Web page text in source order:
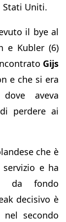
Stati Uniti.
il bye al
e Kubler (6)
Gijs
e che si era
aveva
perdere ai
che è
e ha
da fondo
decisivo è
secondo